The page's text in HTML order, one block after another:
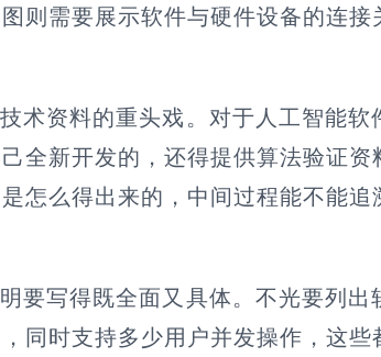
则需要展示软件与硬件设备的连
术资料的重头戏。对于人工智能
全新开发的，还得提供算法验证
怎么得出来的，中间过程能不能
要写得既全面又具体。不光要列
同时支持多少用户并发操作，这